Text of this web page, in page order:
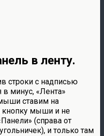
в ленту.
строки с надписью
минус, «Лента»
ставим на
кнопку мыши и не
(справа от
и только там